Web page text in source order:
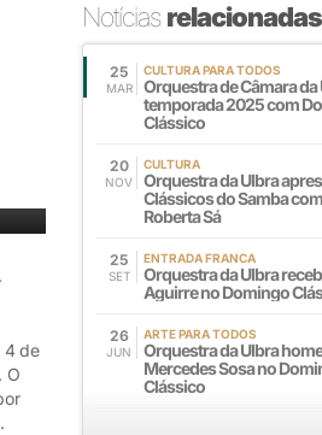
4 de
O
Notíciasrelacionadas
25
MAR
CULTURA PARA TODOS
Orquestra de Câmara da
temporada 2025 com
Clássico
20
NOV
CULTURA
Orquestra da Ulbra
Clássicos do Samba
Roberta Sá
25
SET
ENTRADA FRANCA
Orquestra da Ulbra
Aguirre no Domingo
26
JUN
ARTE PARA TODOS
Orquestra da Ulbra
Mercedes Sosa no
Clássico